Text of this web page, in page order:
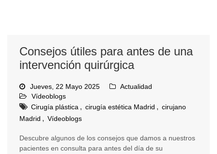
Consejos útiles para antes de una
intervención quirúrgica
Jueves, 22 Mayo 2025
Actualidad
Vídeoblogs
Cirugía plástica , cirugía estética Madrid , cirujano
Madrid , Vídeoblogs
Descubre algunos de los consejos que damos a nuestros
pacientes en consulta para antes del día de su